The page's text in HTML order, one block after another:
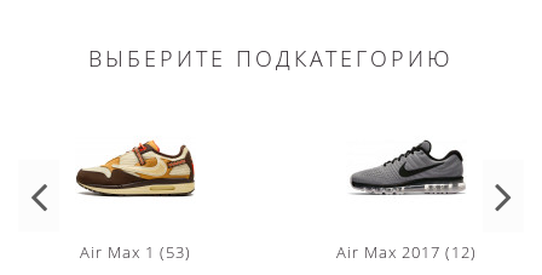
ВЫБЕРИТЕ ПОДКАТЕГОРИЮ
Air Max 1 (53) Air Max 2017 (12)